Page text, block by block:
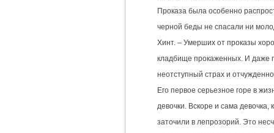
Проказа была особенно
черной беды не спасали ни
Хинт. – Умерших от проказы
кладбище прокаженных. И даже
неотступный страх и
Его первое серьезное горе в
девочки. Вскоре и сама
заточили в лепрозорий. Это